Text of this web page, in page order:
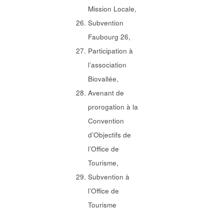
Mission Locale,
Subvention
Faubourg 26,
Participation à
l’association
Biovallée,
Avenant de
prorogation à la
Convention
d’Objectifs de
l’Office de
Tourisme,
Subvention à
l’Office de
Tourisme